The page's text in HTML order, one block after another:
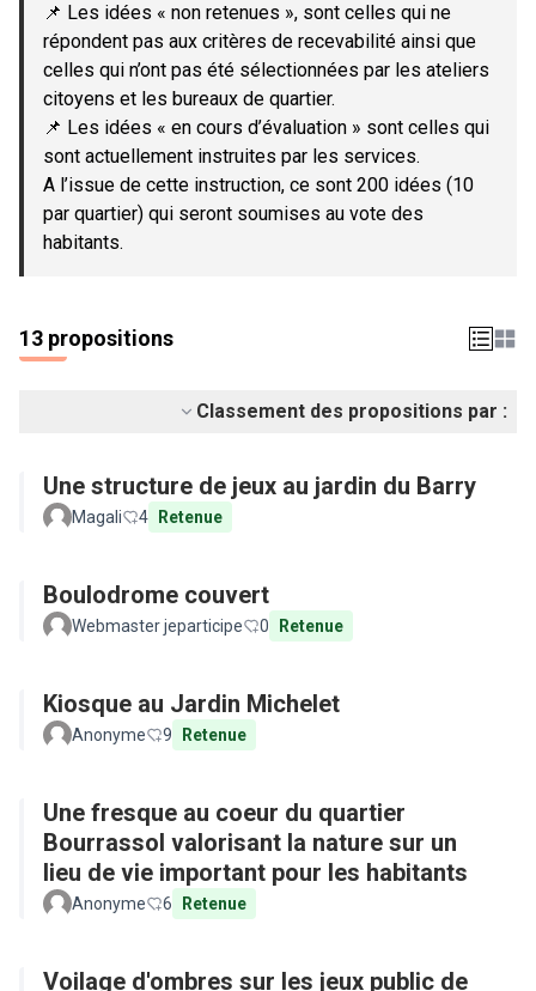
📌 Les idées « non retenues », sont celles qui ne
répondent pas aux critères de recevabilité ainsi que
celles qui n’ont pas été sélectionnées par les ateliers
citoyens et les bureaux de quartier.
📌 Les idées « en cours d’évaluation » sont celles qui
sont actuellement instruites par les services.
A l’issue de cette instruction, ce sont 200 idées (10
par quartier) qui seront soumises au vote des
habitants.
13 propositions
Classement des propositions par :
Une structure de jeux au jardin du Barry
Magali 4 Retenue
Boulodrome couvert
Webmaster jeparticipe 0 Retenue
Kiosque au Jardin Michelet
Anonyme 9 Retenue
Une fresque au coeur du quartier
Bourrassol valorisant la nature sur un
lieu de vie important pour les habitants
Anonyme 6 Retenue
Voilage d'ombres sur les jeux public de